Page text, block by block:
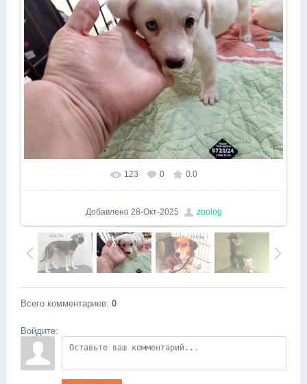
123 0 0.0
Добавлено 28-Окт-2025 zoolog
Всего комментариев: 0
Войдите: